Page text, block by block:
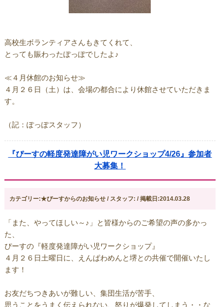
高校生ボランティアさんもきてくれて、
とっても賑わったぽっぽでしたよ♪
≪４月休館のお知らせ≫
４月２６日（土）は、会場の都合により休館させていただきま
す。
（記：ぽっぽスタッフ）
『ぴーすの軽度発達障がい児ワークショップ4/26』参加者
大募集！
カテゴリー:★ぴーすからのお知らせ / スタッフ: / 掲載日:2014.03.28
「また、やってほしい～♪」と皆様からのご希望の声の多かっ
た、
ぴーすの『軽度発達障がい児ワークショップ』
４月２６日土曜日に、えんぱわめんと堺との共催で開催いたし
ます！
お友だちつきあいが難しい、集団生活が苦手、
思うことをうまく伝えられない、怒りが爆発してしまう・・な